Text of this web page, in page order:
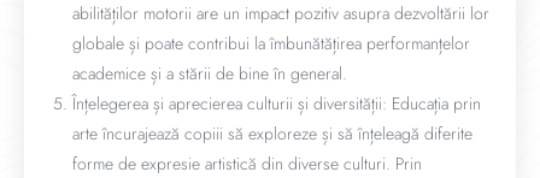
abilităților motorii are un impact pozitiv asupra dezvoltării lor
globale și poate contribui la îmbunătățirea performanțelor
academice și a stării de bine în general.
Înțelegerea și aprecierea culturii și diversității: Educația prin
arte încurajează copiii să exploreze și să înțeleagă diferite
forme de expresie artistică din diverse culturi. Prin